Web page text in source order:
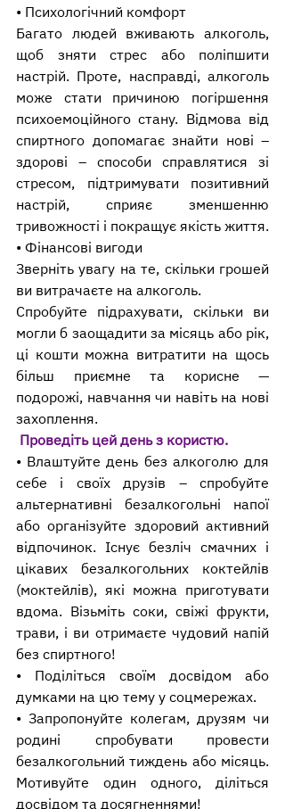
• Психологічний комфорт
Багато людей вживають алкоголь,
щоб зняти стрес або поліпшити
настрій. Проте, насправді, алкоголь
може стати причиною погіршення
психоемоційного стану. Відмова від
спиртного допомагає знайти нові –
здорові – способи справлятися зі
стресом, підтримувати позитивний
настрій, сприяє зменшенню
тривожності і покращує якість життя.
• Фінансові вигоди
Зверніть увагу на те, скільки грошей
ви витрачаєте на алкоголь.
Спробуйте підрахувати, скільки ви
могли б заощадити за місяць або рік,
ці кошти можна витратити на щось
більш приємне та корисне —
подорожі, навчання чи навіть на нові
захоплення.
Проведіть цей день з користю.
• Влаштуйте день без алкоголю для
себе і своїх друзів – спробуйте
альтернативні безалкогольні напої
або організуйте здоровий активний
відпочинок. Існує безліч смачних і
цікавих безалкогольних коктейлів
(моктейлів), які можна приготувати
вдома. Візьміть соки, свіжі фрукти,
трави, і ви отримаєте чудовий напій
без спиртного!
• Поділіться своїм досвідом або
думками на цю тему у соцмережах.
• Запропонуйте колегам, друзям чи
родині спробувати провести
безалкогольний тиждень або місяць.
Мотивуйте один одного, діліться
досвідом та досягненнями!